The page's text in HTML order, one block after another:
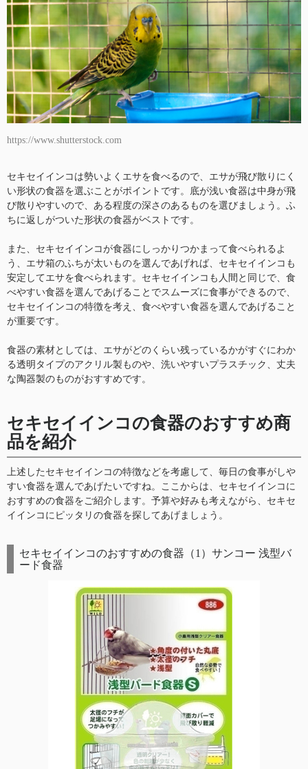
https://www.shutterstock.com
セキセイインコは勢いよくエサを食べるので、エサが飛び散りにく
い形状の食器を選ぶことがポイントです。底が浅い食器は中身が飛
び散りやすいので、ある程度の深さのあるものを選びましょう。ふ
ちに返しがついた形状の食器がベストです。
また、セキセイインコが食器にしっかりつかまって食べられるよ
う、エサ箱のふちが太いものを選んであげれば、セキセイインコも
安定してエサを食べられます。セキセイインコも人間と同じで、食
べやすい食器を選んであげることでスムーズに食事ができるので、
セキセイインコの特徴を考え、食べやすい食器を選んであげること
が重要です。
食器の素材としては、エサがどのくらい残っているかがすぐにわか
る透明タイプのアクリル製ものや、洗いやすいプラスチック、丈夫
な陶器製のものがおすすめです。
セキセイインコの食器のおすすめ商
品を紹介
上述したセキセイインコの特徴などを考慮して、毎日の食事がしや
すい食器を選んであげたいですね。ここからは、セキセイインコに
おすすめの食器をご紹介します。予算や好みも考えながら、セキセ
イインコにピッタリの食器を探してあげましょう。
セキセイインコのおすすめの食器（1）サンコー 浅型バ
ード食器